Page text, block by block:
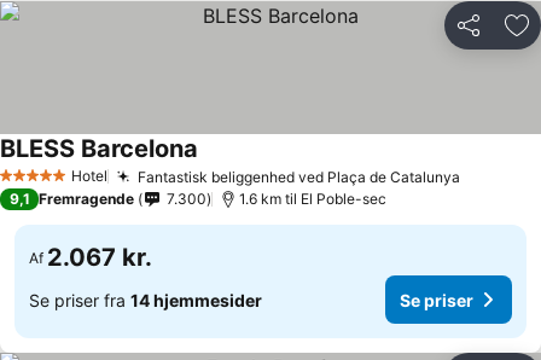
Del
5 Stjerner Hotel Fantastisk beliggenhed ved Plaça de Catalunya
BLESS Barcelona
9,1 Fremragende 7.300 1.6 km til El Poble-sec
Af 2.067 kr.
Se priser fra 14 hjemmesider Se priser